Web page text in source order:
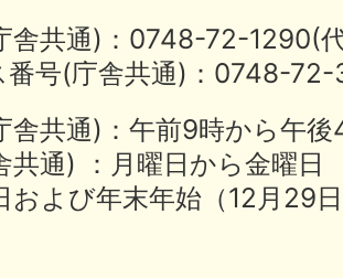
舎共通)：0748-72-
番号(庁舎共通)：0748-
舎共通)：午前9時から午
共通) ：月曜日から金曜日
および年末年始（12月29